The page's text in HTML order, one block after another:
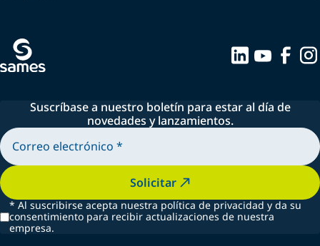
Suscríbase a nuestro boletín para estar al día de
novedades y lanzamientos.
Solicitar
* Al suscribirse acepta nuestra política de privacidad y da su
consentimiento para recibir actualizaciones de nuestra
empresa.